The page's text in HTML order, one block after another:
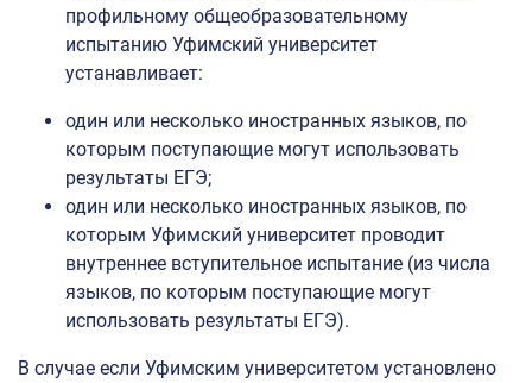
профильному общеобразовательному
испытанию Уфимский университет
устанавливает:
один или несколько иностранных языков, по
которым поступающие могут использовать
результаты ЕГЭ;
один или несколько иностранных языков, по
которым Уфимский университет проводит
внутреннее вступительное испытание (из числа
языков, по которым поступающие могут
использовать результаты ЕГЭ).
В случае если Уфимским университетом установлено